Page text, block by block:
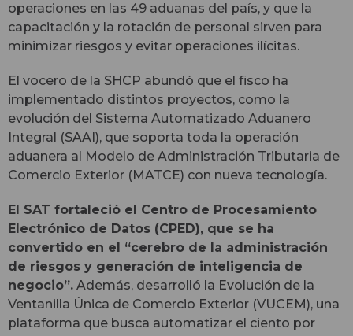
operaciones en las 49 aduanas del país, y que la
capacitación y la rotación de personal sirven para
minimizar riesgos y evitar operaciones ilícitas.
El vocero de la SHCP abundó que el fisco ha
implementado distintos proyectos, como la
evolución del Sistema Automatizado Aduanero
Integral (SAAI), que soporta toda la operación
aduanera al Modelo de Administración Tributaria de
Comercio Exterior (MATCE) con nueva tecnología.
El SAT fortaleció el Centro de Procesamiento
Electrónico de Datos (CPED), que se ha
convertido en el “cerebro de la administración
de riesgos y generación de inteligencia de
negocio”. Además, desarrolló la Evolución de la
Ventanilla Única de Comercio Exterior (VUCEM), una
plataforma que busca automatizar el ciento por